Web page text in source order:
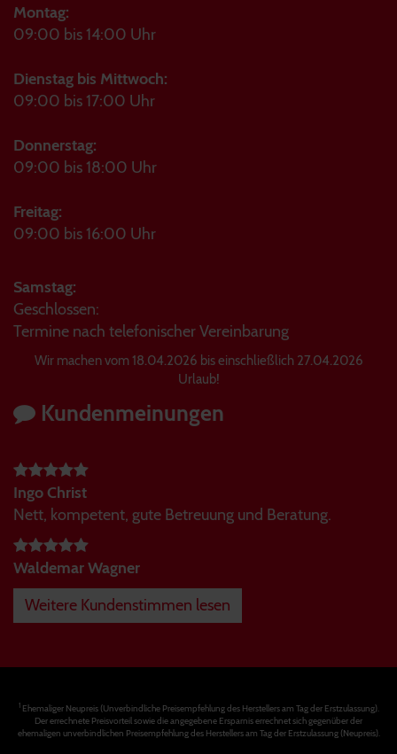
Montag:
09:00 bis 14:00 Uhr
Dienstag bis Mittwoch:
09:00 bis 17:00 Uhr
Donnerstag:
09:00 bis 18:00 Uhr
Freitag:
09:00 bis 16:00 Uhr
Samstag:
Geschlossen:
Termine nach telefonischer Vereinbarung
Wir machen vom 18.04.2026 bis einschließlich 27.04.2026
Urlaub!
Kundenmeinungen
Ingo Christ
Nett, kompetent, gute Betreuung und Beratung.
Waldemar Wagner
Weitere Kundenstimmen lesen
1Ehemaliger Neupreis (Unverbindliche Preisempfehlung des Herstellers am Tag der Erstzulassung).
Der errechnete Preisvorteil sowie die angegebene Ersparnis errechnet sich gegenüber der
ehemaligen unverbindlichen Preisempfehlung des Herstellers am Tag der Erstzulassung (Neupreis).